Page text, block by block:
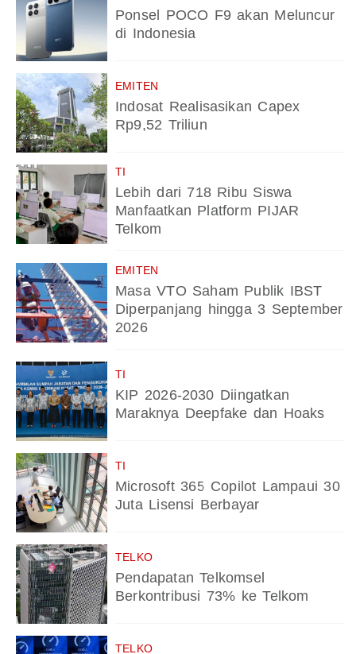
Ponsel POCO F9 akan Meluncur
di Indonesia
EMITEN
Indosat Realisasikan Capex
Rp9,52 Triliun
TI
Lebih dari 718 Ribu Siswa
Manfaatkan Platform PIJAR
Telkom
EMITEN
Masa VTO Saham Publik IBST
Diperpanjang hingga 3 September
2026
TI
KIP 2026-2030 Diingatkan
Maraknya Deepfake dan Hoaks
TI
Microsoft 365 Copilot Lampaui 30
Juta Lisensi Berbayar
TELKO
Pendapatan Telkomsel
Berkontribusi 73% ke Telkom
TELKO